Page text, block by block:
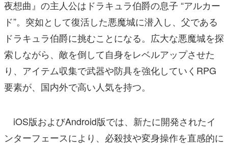
夜想曲』の主人公はドラキュラ伯爵の息子 “アルカー
ド”。突如として復活した悪魔城に潜入し、父である
ドラキュラ伯爵に挑むことになる。広大な悪魔城を探
索しながら、敵を倒して自身をレベルアップさせた
り、アイテム収集で武器や防具を強化していくRPG
要素が、国内外で高い人気を持つ。
iOS版およびAndroid版では、新たに開発されたイ
ンターフェースにより、必殺技や変身操作を直感的に